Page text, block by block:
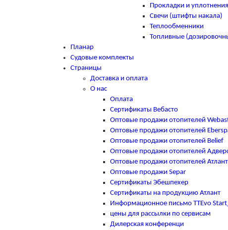
Прокладки и уплотнения
Свечи (штифты накала)
Теплообменники
Топливные
Планар
Судовые комплекты
Страницы
Доставка и оплата
О нас
Оплата
Сертификаты Вебасто
Оптовые продажи отопителей
Оптовые продажи отопителей
Оптовые продажи отопителей Belief
Оптовые продажи отопителей
Оптовые продажи отопителей Атлант
Оптовые продажи Separ
Сертификаты Эбешпехер
Сертификаты на продукцию Атлант
Информационное письмо TTEvo
цены для рассылки по сервисам
Дилерская конференци